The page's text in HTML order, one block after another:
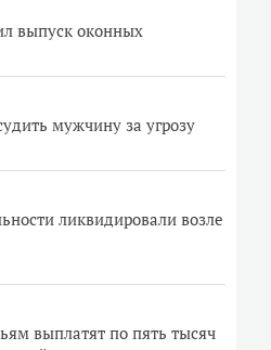
выпуск оконных
мужчину за угрозу
ликвидировали возле
выплатят по пять тысяч